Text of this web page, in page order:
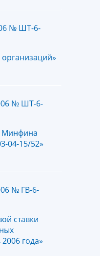
№ ШТ-6-
№ ШТ-6-
Минфина
04-15/52»
№ ГВ-6-
ставки
года»